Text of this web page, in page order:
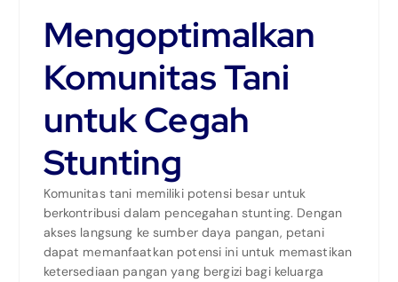
Mengoptimalkan
Komunitas Tani
untuk Cegah
Stunting
Komunitas tani memiliki potensi besar untuk
berkontribusi dalam pencegahan stunting. Dengan
akses langsung ke sumber daya pangan, petani
dapat memanfaatkan potensi ini untuk memastikan
ketersediaan pangan yang bergizi bagi keluarga